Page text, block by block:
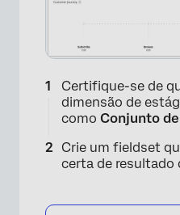
Certifique-se de
dimensão de
como Conjunto
Crie um fieldset
certa de resultado